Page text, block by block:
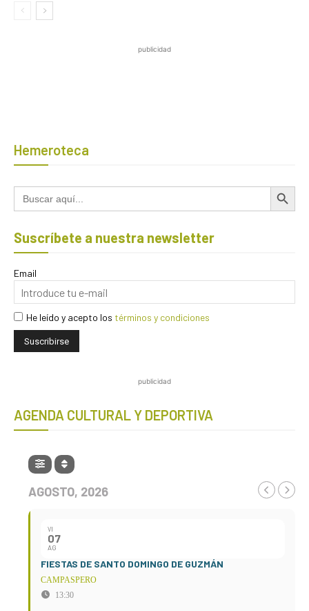
publicidad
Hemeroteca
Buscar: Botón de
Suscríbete a nuestra newsletter
Email
He leído y acepto los términos y condiciones
publicidad
AGENDA CULTURAL Y DEPORTIVA
AGOSTO, 2026
VI
07
AG
FIESTAS DE SANTO DOMINGO DE GUZMÁN
CAMPASPERO
13:30